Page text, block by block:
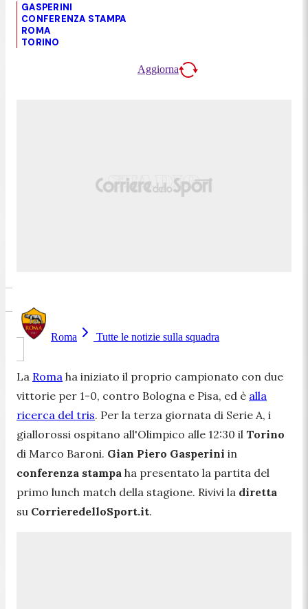
GASPERINI
CONFERENZA STAMPA
ROMA
TORINO
Aggiorna
Roma Tutte le notizie sulla squadra
La Roma ha iniziato il proprio campionato con due
vittorie per 1-0, contro Bologna e Pisa, ed è alla
ricerca del tris. Per la terza giornata di Serie A, i
giallorossi ospitano all'Olimpico alle 12:30 il Torino
di Marco Baroni. Gian Piero Gasperini in
conferenza stampa ha presentato la partita del
primo lunch match della stagione. Rivivi la diretta
su CorrieredelloSport.it.